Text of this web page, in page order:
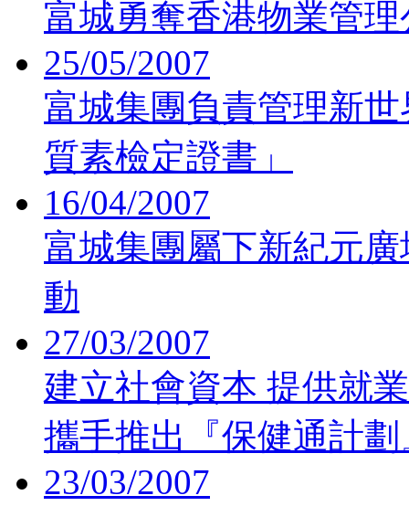
富城勇奪香港物業管
25/05/2007
富城集團負責管理新
質素檢定證書」
16/04/2007
富城集團屬下新紀元
動
27/03/2007
建立社會資本 提供就
攜手推出『保健通計
23/03/2007